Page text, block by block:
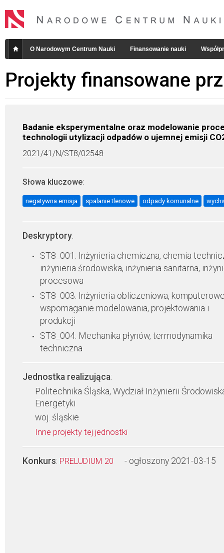
O Narodowym Centrum Nauki Finansowanie nauki
Projekty finansowane
Badanie eksperymentalne oraz modelowanie
technologii utylizacji odpadów o ujemnej emisji
2021/41/N/ST8/02548
Słowa kluczowe:
negatywna emisja spalanie tlenowe odpady komunalne
Deskryptory:
ST8_001: Inżynieria chemiczna, chemia
inżynieria środowiska, inżynieria sanitarna,
procesowa
ST8_003: Inżynieria obliczeniowa,
wspomaganie modelowania, projektowania i
produkcji
ST8_004: Mechanika płynów, termodynamika
techniczna
Jednostka realizująca:
Politechnika Śląska, Wydział Inżynierii
Energetyki
woj. śląskie
Inne projekty tej jednostki
Konkurs: PRELUDIUM 20 - ogłoszony 2021-03-15